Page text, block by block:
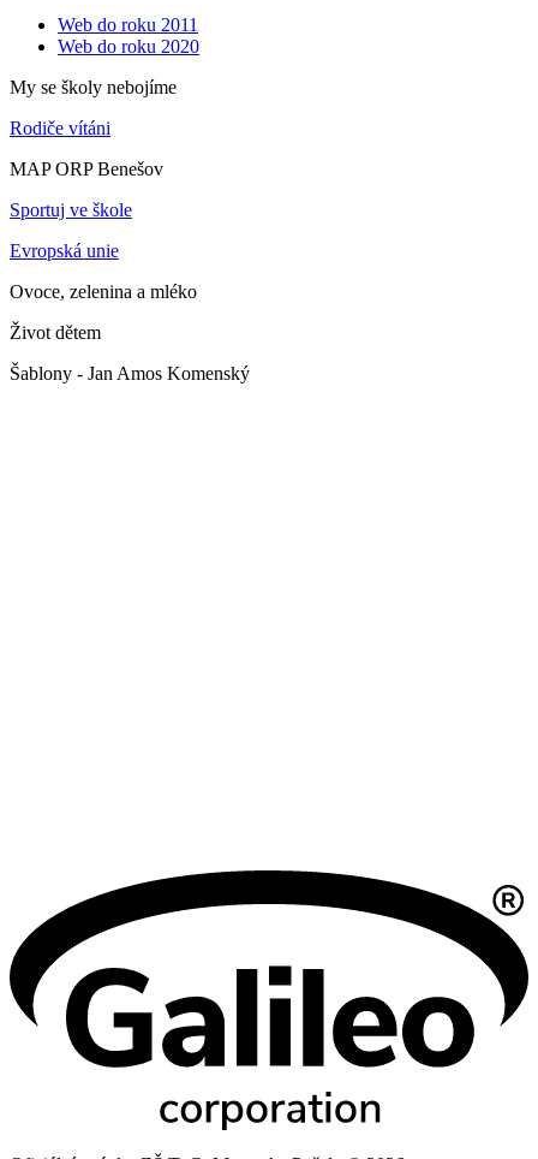
Web do roku 2011
Web do roku 2020
My se školy nebojíme
Rodiče vítáni
MAP ORP Benešov
Sportuj ve škole
Evropská unie
Ovoce, zelenina a mléko
Život dětem
Šablony - Jan Amos Komenský